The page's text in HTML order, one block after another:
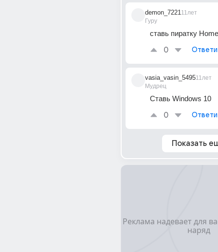
demon_7221
Гуру
11лет
ставь пиратку
0
vasia_vasin_5495
Мудрец
11лет
Ставь Windows 10
0
Показать